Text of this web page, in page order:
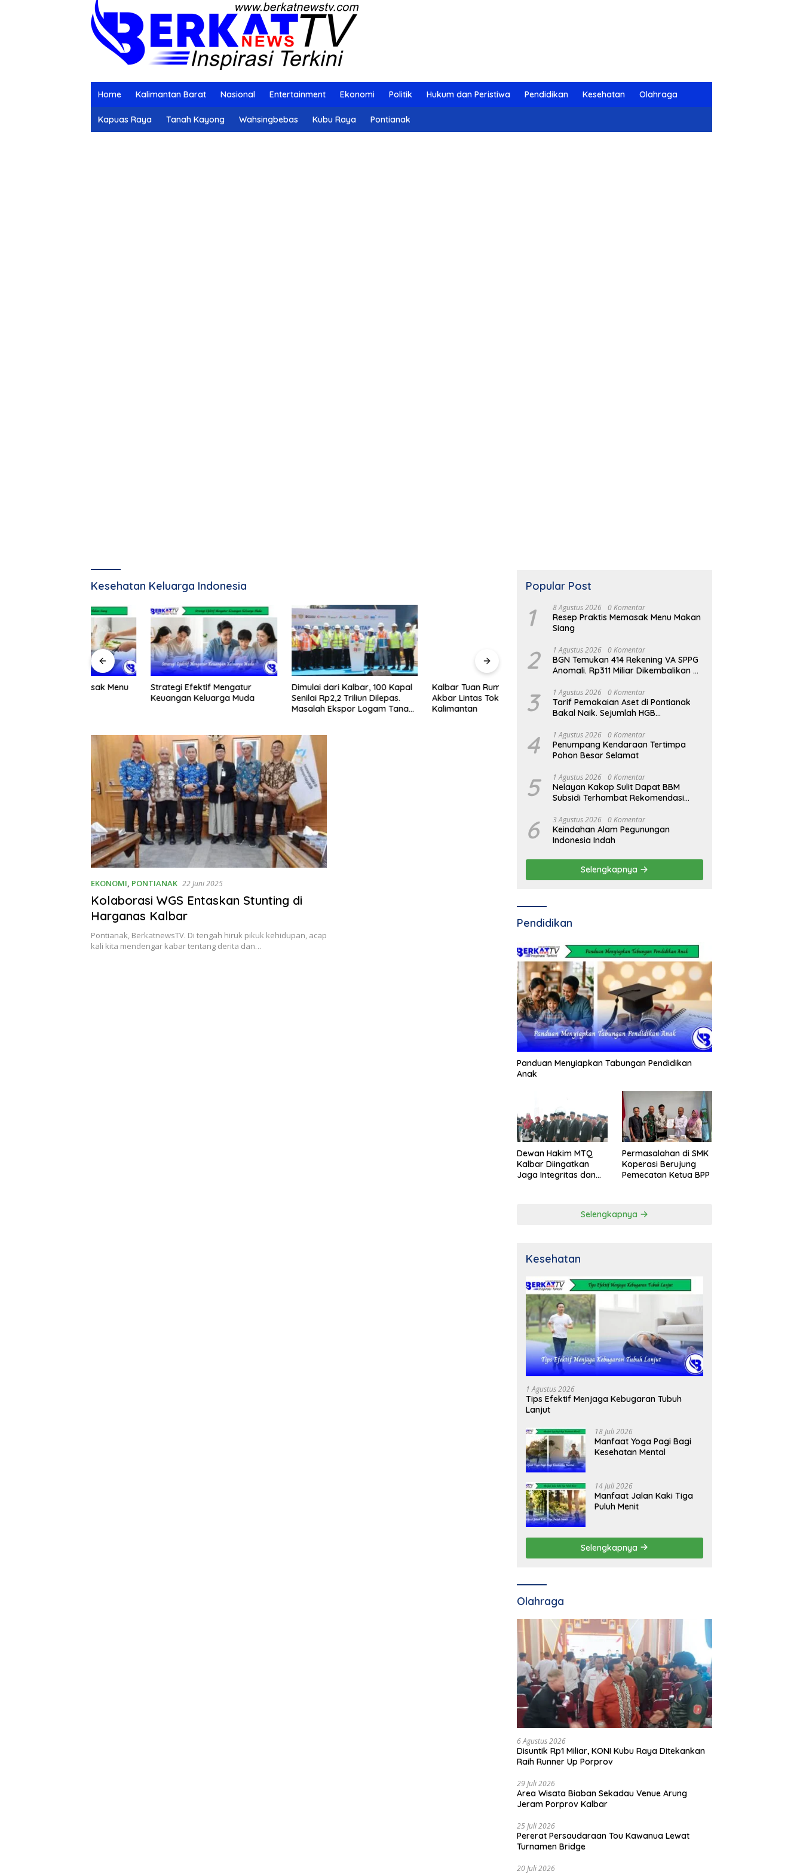
Home Kalimantan Barat Nasional Entertainment Ekonomi Politik Hukum dan Peristiwa Pendidikan Kesehatan Olahraga
Kapuas Raya Tanah Kayong Wahsingbebas Kubu Raya Pontianak
Kesehatan Keluarga Indonesia
Strategi Efektif Mengatur
Keuangan Keluarga Muda
Dimulai dari Kalbar, 100 Kapal
Senilai Rp2,2 Triliun Dilepas.
Masalah Ekspor Logam Tanah
Kalbar Tuan Rumah Silaturahmi
Akbar Lintas Tokoh FPK se-
Kalimantan
Cara Sederhana Mengolah
Sampah Plastik Rumah
Asupan Nutrisi Anak
EKONOMI, PONTIANAK 22 Juni 2025
Kolaborasi WGS Entaskan Stunting di
Harganas Kalbar
Pontianak, BerkatnewsTV. Di tengah hiruk pikuk kehidupan, acap
kali kita mendengar kabar tentang derita dan…
Popular Post
1 8 Agustus 2026 0 Komentar
Resep Praktis Memasak Menu Makan
Siang
2 1 Agustus 2026 0 Komentar
BGN Temukan 414 Rekening VA SPPG
Anomali. Rp311 Miliar Dikembalikan ke
3 1 Agustus 2026 0 Komentar
Tarif Pemakaian Aset di Pontianak
Bakal Naik. Sejumlah HGB
4 1 Agustus 2026 0 Komentar
Penumpang Kendaraan Tertimpa
Pohon Besar Selamat
5 1 Agustus 2026 0 Komentar
Nelayan Kakap Sulit Dapat BBM
Subsidi Terhambat Rekomendasi
6 3 Agustus 2026 0 Komentar
Keindahan Alam Pegunungan
Indonesia Indah
Selengkapnya
Pendidikan
Panduan Menyiapkan Tabungan Pendidikan
Anak
Dewan Hakim MTQ
Kalbar Diingatkan
Jaga Integritas dan
Permasalahan di SMK
Koperasi Berujung
Pemecatan Ketua BPP
Selengkapnya
Kesehatan
1 Agustus 2026
Tips Efektif Menjaga Kebugaran Tubuh
Lanjut
18 Juli 2026
Manfaat Yoga Pagi Bagi
Kesehatan Mental
14 Juli 2026
Manfaat Jalan Kaki Tiga
Puluh Menit
Selengkapnya
Olahraga
6 Agustus 2026
Disuntik Rp1 Miliar, KONI Kubu Raya Ditekankan
Raih Runner Up Porprov
29 Juli 2026
Area Wisata Biaban Sekadau Venue Arung
Jeram Porprov Kalbar
25 Juli 2026
Pererat Persaudaraan Tou Kawanua Lewat
Turnamen Bridge
20 Juli 2026